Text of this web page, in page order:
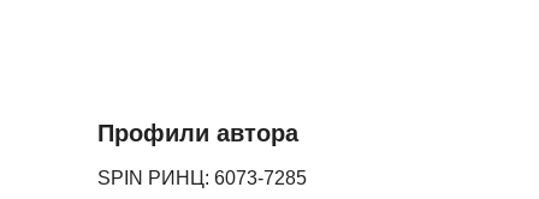
Профили автора
SPIN РИНЦ: 6073-7285